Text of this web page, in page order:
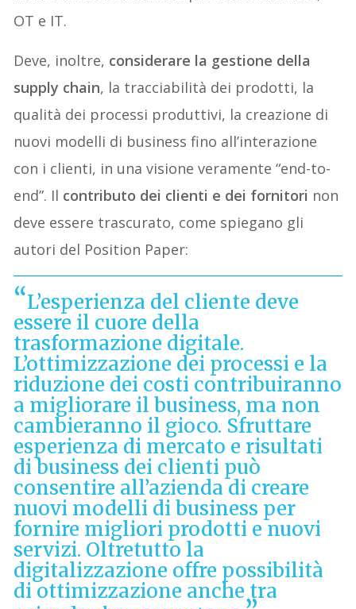
OT e IT.
Deve, inoltre, considerare la gestione della
supply chain, la tracciabilità dei prodotti, la
qualità dei processi produttivi, la creazione di
nuovi modelli di business fino all’interazione
con i clienti, in una visione veramente “end-to-
end”. Il contributo dei clienti e dei fornitori non
deve essere trascurato, come spiegano gli
autori del Position Paper:
L’esperienza del cliente deve
essere il cuore della
trasformazione digitale.
L’ottimizzazione dei processi e la
riduzione dei costi contribuiranno
a migliorare il business, ma non
cambieranno il gioco. Sfruttare
esperienza di mercato e risultati
di business dei clienti può
consentire all’azienda di creare
nuovi modelli di business per
fornire migliori prodotti e nuovi
servizi. Oltretutto la
digitalizzazione offre possibilità
di ottimizzazione anche tra